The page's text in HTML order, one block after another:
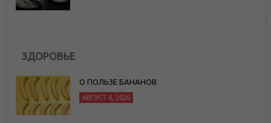
ЗДОРОВЬЕ
О ПОЛЬЗЕ БАНАНОВ
АВГУСТ 4, 2026